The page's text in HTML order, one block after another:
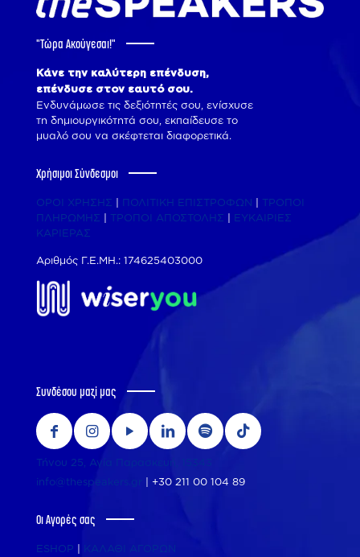
"Tώρα Ακούγεσαι!"
Κάνε την καλύτερη επένδυση,
επένδυσε στον εαυτό σου.
Ενδυνάμωσε τις δεξιότητές σου, ενίσχυσε
τη δημιουργικότητά σου, εκπαίδευσε το
μυαλό σου να σκέφτεται διαφορετικά.
Χρήσιμοι Σύνδεσμοι
ΟΡΟΙ ΧΡΗΣΗΣ ΠΟΛΙΤΙΚΗ ΕΠΙΣΤΡΟΦΩΝ
ΤΡΟΠΟΙ
ΠΛΗΡΩΜΗΣ
ΤΡΟΠΟΙ ΑΠΟΣΤΟΛΗΣ
ΕΥΚΑΙΡΙΕΣ
ΚΑΡΙΕΡΑΣ
Αριθμός Γ.Ε.ΜΗ.: 174625403000
Συνδέσου μαζί μας
Τήνου 25, Αγία Παρασκευή, 15343
info@thespeakers.gr
+30 211 00 104 89
Οι Αγορές σας
ESHOP ΚΑΛΑΘΙ ΑΓΟΡΩΝ